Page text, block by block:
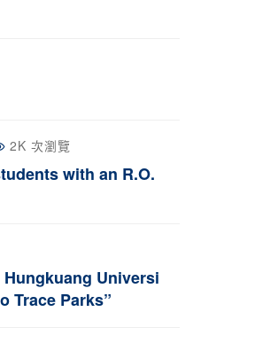
2K 次瀏覽
with an R.O.
Hungkuang Universi
Trace Parks”